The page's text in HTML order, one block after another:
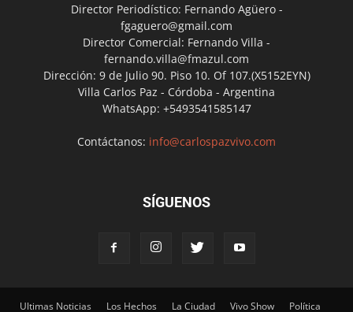
Director Periodístico: Fernando Agüero -
fgaguero@gmail.com
Director Comercial: Fernando Villa -
fernando.villa@fmazul.com
Dirección: 9 de Julio 90. Piso 10. Of 107.(X5152EYN)
Villa Carlos Paz - Córdoba - Argentina
WhatsApp: +5493541585147
Contáctanos: info@carlospazvivo.com
SÍGUENOS
Ultimas Noticias Los Hechos La Ciudad Vivo Show Política